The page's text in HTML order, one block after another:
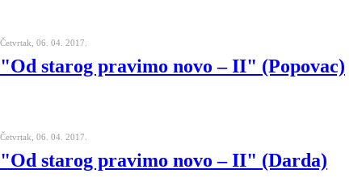
Četvrtak, 06. 04. 2017.
"Od starog pravimo novo – II" (Popovac)
Četvrtak, 06. 04. 2017.
"Od starog pravimo novo – II" (Darda)